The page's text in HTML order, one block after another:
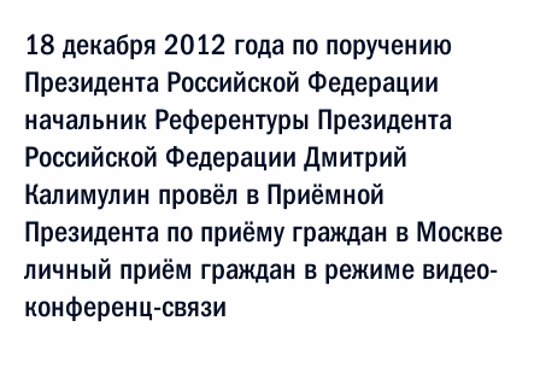
18 декабря 2012 года по поручению
Президента Российской Федерации
начальник Референтуры Президента
Российской Федерации Дмитрий
Калимулин провёл в Приёмной
Президента по приёму граждан в Москве
личный приём граждан в режиме видео-
конференц-связи